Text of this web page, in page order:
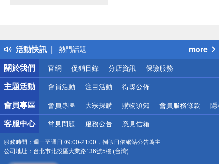
活動快訊
得獎公告
熱門話題
銀行優惠
偏遠地區配送
詐騙網頁！請小心！
more
關於我們
官網 促銷目錄 分店資訊 保險服務
主題活動 會員活動 注目活動 得獎公佈
會員專區 會員專區 大宗採購 購物須知 會員服務條款 隱
客服中心 常見問題 服務公告 意見信箱
服務時間： 週一至週日 09:00-21:00，例假日依網站公告為主
公司地址： 台北市北投區大業路136號5樓 (台灣)